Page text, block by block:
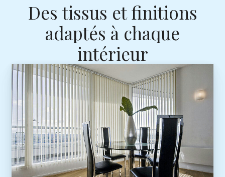
Des tissus et finitions
adaptés à chaque
intérieur